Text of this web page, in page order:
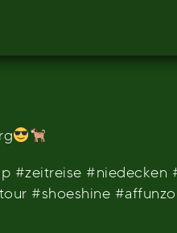
#zeitreise #niedecken
#shoeshine